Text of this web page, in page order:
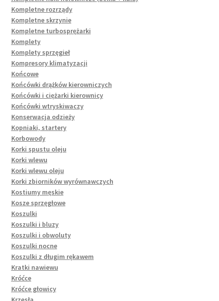
Kompletne rozrządy
Kompletne skrzynie
Kompletne turbosprężarki
Komplety
Komplety sprzęgieł
Kompresory klimatyzacji
Końcowe
Końcówki drążków kierowniczych
Końcówki i ciężarki kierownicy
Końcówki wtryskiwaczy
Konserwacja odzieży
Kopniaki, startery
Korbowody
Korki spustu oleju
Korki wlewu
Korki wlewu oleju
Korki zbiorników wyrównawczych
Kostiumy męskie
Kosze sprzęgłowe
Koszulki
Koszulki i bluzy
Koszulki i obwoluty
Koszulki nocne
Koszulki z długim rękawem
Kratki nawiewu
Króćce
Króćce głowicy